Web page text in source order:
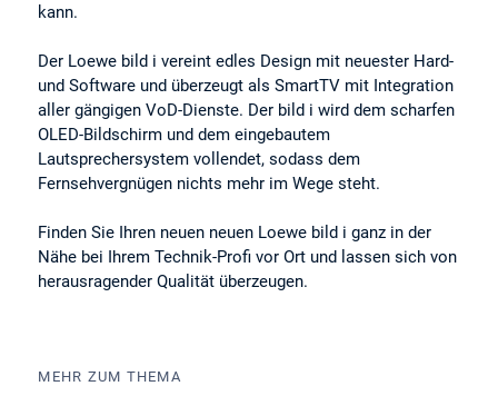
kann.
Der Loewe bild i vereint edles Design mit neuester Hard-
und Software und überzeugt als SmartTV mit Integration
aller gängigen VoD-Dienste. Der bild i wird dem scharfen
OLED-Bildschirm und dem eingebautem
Lautsprechersystem vollendet, sodass dem
Fernsehvergnügen nichts mehr im Wege steht.
Finden Sie Ihren neuen neuen Loewe bild i ganz in der
Nähe bei Ihrem Technik-Profi vor Ort und lassen sich von
herausragender Qualität überzeugen.
MEHR ZUM THEMA